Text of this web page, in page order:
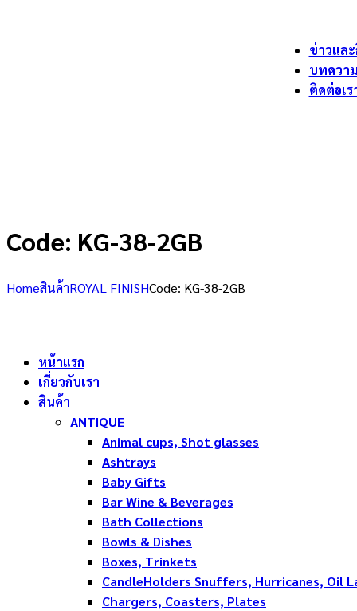
ข่าวแล
บทควา
ติดต่อเร
Code: KG-38-2GB
Homeสินค้าROYAL FINISHCode: KG-38-2GB
หน้าแรก
เกี่ยวกับเรา
สินค้า
ANTIQUE
Animal cups, Shot glasses
Ashtrays
Baby Gifts
Bar Wine & Beverages
Bath Collections
Bowls & Dishes
Boxes, Trinkets
CandleHolders Snuffers, Hurricanes, Oil
Chargers, Coasters, Plates